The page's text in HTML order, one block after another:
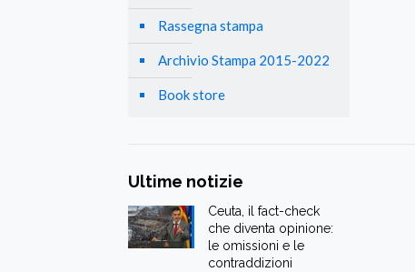
Rassegna stampa
Archivio Stampa 2015-2022
Book store
Ultime notizie
Ceuta, il fact-check
che diventa opinione:
le omissioni e le
contraddizioni